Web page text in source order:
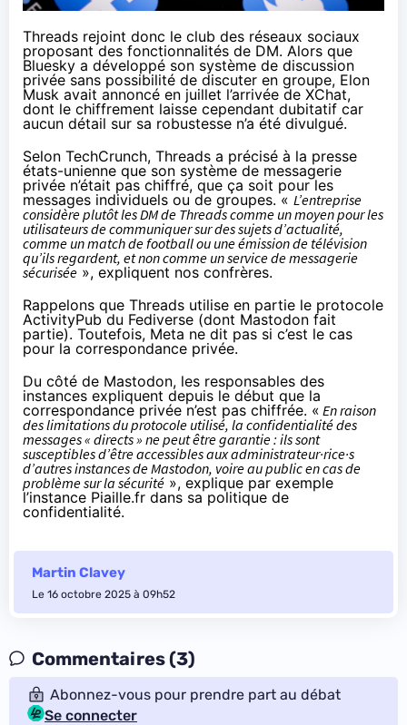
Threads rejoint donc le club des réseaux sociaux
proposant des fonctionnalités de DM. Alors que
Bluesky a développé son système de discussion
privée sans possibilité de discuter en groupe, Elon
Musk avait annoncé en juillet l’arrivée de XChat,
dont le chiffrement laisse cependant dubitatif car
aucun détail sur sa robustesse n’a été divulgué.
Selon TechCrunch, Threads a précisé à la presse
états-unienne que son système de messagerie
privée n’était pas chiffré, que ça soit pour les
messages individuels ou de groupes. « L’entreprise
considère plutôt les DM de Threads comme un moyen pour les
utilisateurs de communiquer sur des sujets d’actualité,
comme un match de football ou une émission de télévision
qu’ils regardent, et non comme un service de messagerie
sécurisée », expliquent nos confrères.
Rappelons que Threads utilise en partie le protocole
ActivityPub du Fediverse (dont Mastodon fait
partie). Toutefois, Meta ne dit pas si c’est le cas
pour la correspondance privée.
Du côté de Mastodon, les responsables des
instances expliquent depuis le début que la
correspondance privée n’est pas chiffrée. « En raison
des limitations du protocole utilisé, la confidentialité des
messages « directs » ne peut être garantie : ils sont
susceptibles d’être accessibles aux administrateur·rice·s
d’autres instances de Mastodon, voire au public en cas de
problème sur la sécurité », explique par exemple
l’instance Piaille.fr dans sa politique de
confidentialité.
Martin Clavey
Le 16 octobre 2025 à 09h52
Commentaires (3)
Abonnez-vous pour prendre part au débat
Se connecter